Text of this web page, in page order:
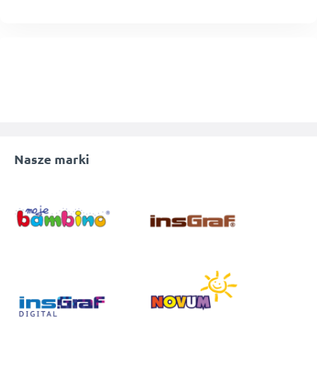
Nasze marki